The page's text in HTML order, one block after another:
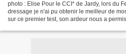
photo : Elise Pour le CCI* de Jardy, lors du
dressage je n'ai pu obtenir le meilleur de
sur ce premier test, son ardeur nous a